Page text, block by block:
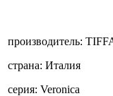
производитель:
страна: Италия
серия: Veronica